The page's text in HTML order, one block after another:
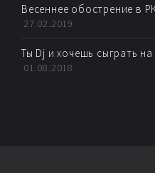
Весеннее обострение в
27.02.2019
Ты Dj и хочешь сыграть на
01.08.2018